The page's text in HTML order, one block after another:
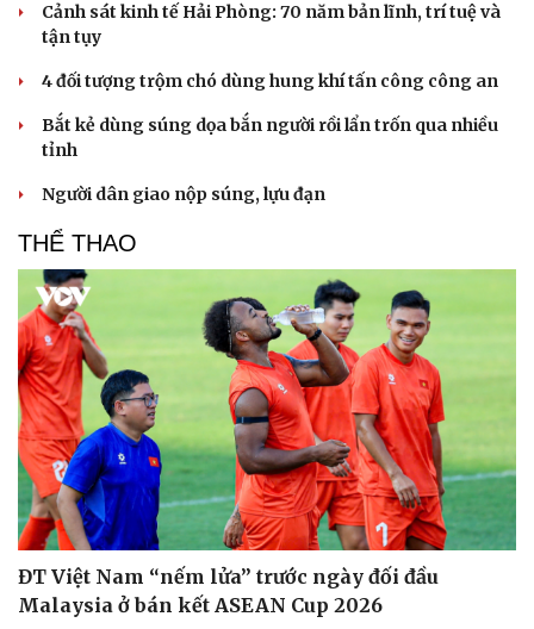
Cảnh sát kinh tế Hải Phòng: 70 năm bản lĩnh, trí tuệ và
tận tụy
4 đối tượng trộm chó dùng hung khí tấn công công an
Bắt kẻ dùng súng dọa bắn người rồi lẩn trốn qua nhiều
tỉnh
Người dân giao nộp súng, lựu đạn
THỂ THAO
ĐT Việt Nam “nếm lửa” trước ngày đối đầu
Malaysia ở bán kết ASEAN Cup 2026